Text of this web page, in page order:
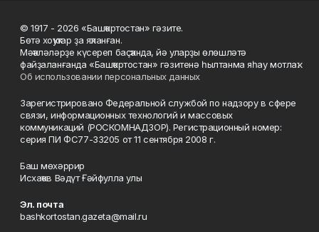
© 1917 - 2026 «Башҡортостан» гәзите.
Бөтә хоҡуҡтар ҙа яҡланған.
Мәҡәләләрҙе күсереп баҫҡанда, йә уларҙы өлөшләтә
файҙаланғанда «Башҡортостан» гәзитенә һылтанма яһау мотлаҡ.
Об использовании персональных данных
Зарегистрировано Федеральной службой по надзору в сфере
связи, информационных технологий и массовых
коммуникаций (РОСКОМНАДЗОР). Регистрационный номер:
серия ПИ ФС77-33205 от 11 сентября 2008 г.
Баш мөхәррир
Исхаҡов Вәдүт Ғәйфулла улы
Эл. почта
bashkortostan.gazeta@mail.ru